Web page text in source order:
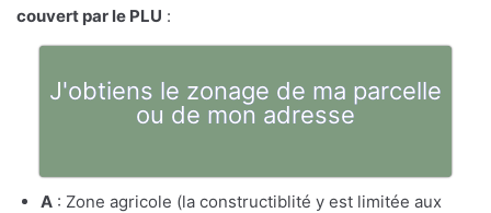
couvert par le PLU :
J'obtiens le zonage de ma parcelle
ou de mon adresse
A : Zone agricole (la constructiblité y est limitée aux